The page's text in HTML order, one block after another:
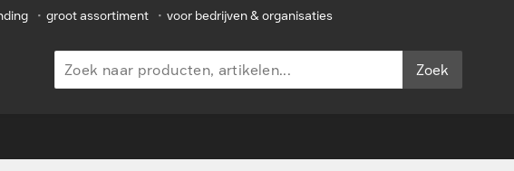
• groot assortiment • voor bedrijven & organisaties
Zoek